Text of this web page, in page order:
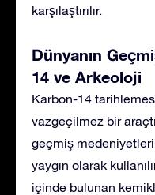
karşılaştırılır.
Dünyanın
14 ve Arkeoloji
Karbon-14
vazgeçilmez bir
geçmiş
yaygın olarak
içinde bulunan